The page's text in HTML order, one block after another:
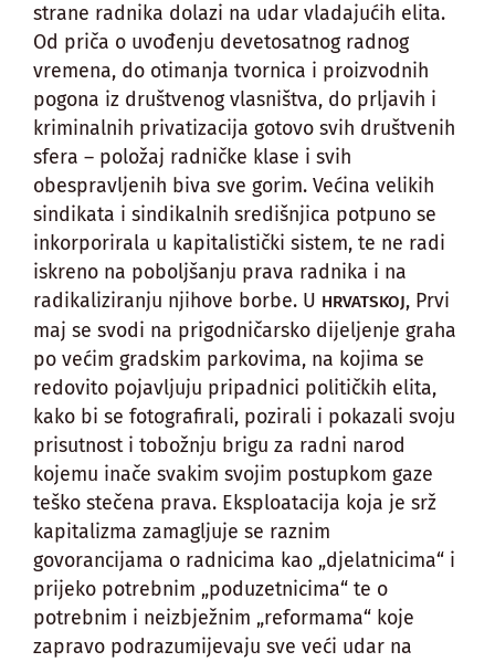
strane radnika dolazi na udar vladajućih elita.
Od priča o uvođenju devetosatnog radnog
vremena, do otimanja tvornica i proizvodnih
pogona iz društvenog vlasništva, do prljavih i
kriminalnih privatizacija gotovo svih društvenih
sfera – položaj radničke klase i svih
obespravljenih biva sve gorim. Većina velikih
sindikata i sindikalnih središnjica potpuno se
inkorporirala u kapitalistički sistem, te ne radi
iskreno na poboljšanju prava radnika i na
radikaliziranju njihove borbe. U HRVATSKOJ, Prvi
maj se svodi na prigodničarsko dijeljenje graha
po većim gradskim parkovima, na kojima se
redovito pojavljuju pripadnici političkih elita,
kako bi se fotografirali, pozirali i pokazali svoju
prisutnost i tobožnju brigu za radni narod
kojemu inače svakim svojim postupkom gaze
teško stečena prava. Eksploatacija koja je srž
kapitalizma zamagljuje se raznim
govorancijama o radnicima kao „djelatnicima“ i
prijeko potrebnim „poduzetnicima“ te o
potrebnim i neizbježnim „reformama“ koje
zapravo podrazumijevaju sve veći udar na